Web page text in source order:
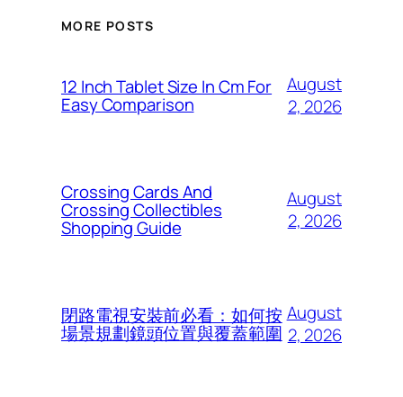
MORE POSTS
12 Inch Tablet Size In Cm For
Easy Comparison
August
2, 2026
Crossing Cards And
Crossing Collectibles
Shopping Guide
August
2, 2026
閉路電視安裝前必看：如何按
場景規劃鏡頭位置與覆蓋範圍
August
2, 2026